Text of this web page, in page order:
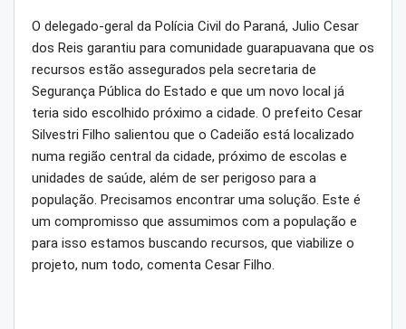
O delegado-geral da Polícia Civil do Paraná, Julio Cesar
dos Reis garantiu para comunidade guarapuavana que os
recursos estão assegurados pela secretaria de
Segurança Pública do Estado e que um novo local já
teria sido escolhido próximo a cidade. O prefeito Cesar
Silvestri Filho salientou que o Cadeião está localizado
numa região central da cidade, próximo de escolas e
unidades de saúde, além de ser perigoso para a
população. Precisamos encontrar uma solução. Este é
um compromisso que assumimos com a população e
para isso estamos buscando recursos, que viabilize o
projeto, num todo, comenta Cesar Filho.